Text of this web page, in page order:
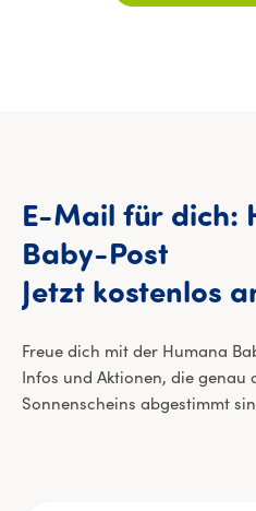
E-Mail für dich:
Baby-Post
Jetzt kostenlos
Freue dich mit der Humana
Infos und Aktionen, die genau
Sonnenscheins abgestimmt